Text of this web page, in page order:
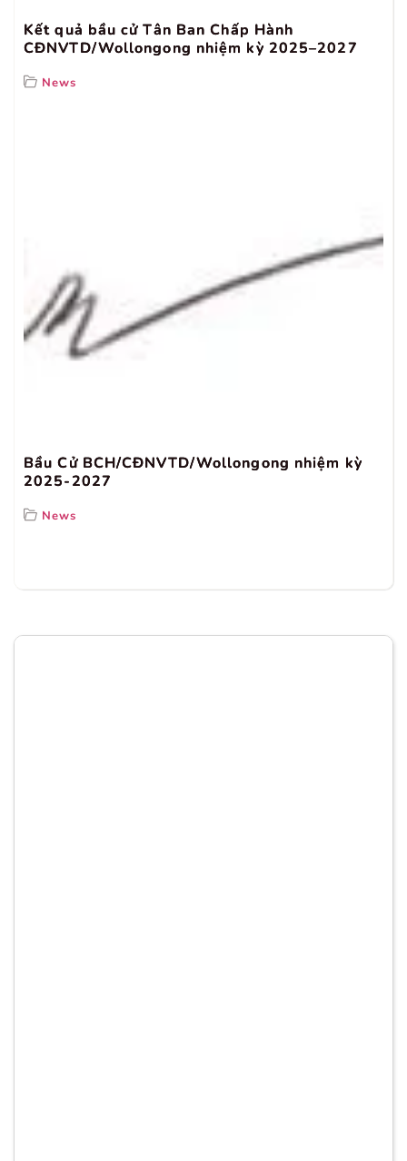
Kết quả bầu cử Tân Ban Chấp Hành
CĐNVTD/Wollongong nhiệm kỳ 2025–2027
News
Bầu Cử BCH/CĐNVTD/Wollongong nhiệm kỳ
2025-2027
News